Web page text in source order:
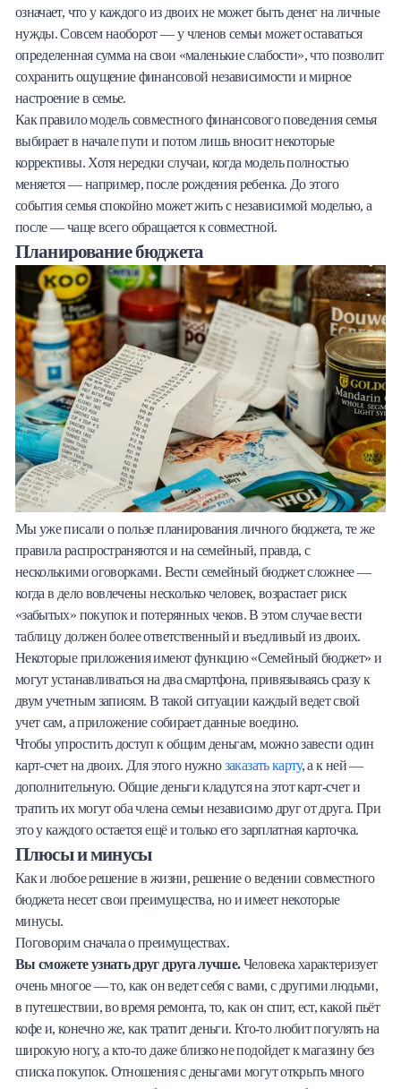
означает, что у каждого из двоих не может быть денег на личные
нужды. Совсем наоборот — у членов семьи может оставаться
определенная сумма на свои «маленькие слабости», что позволит
сохранить ощущение финансовой независимости и мирное
настроение в семье.
Как правило модель совместного финансового поведения семья
выбирает в начале пути и потом лишь вносит некоторые
коррективы. Хотя нередки случаи, когда модель полностью
меняется — например, после рождения ребенка. До этого
события семья спокойно может жить с независимой моделью, а
после — чаще всего обращается к совместной.
Планирование бюджета
Мы уже писали о пользе планирования личного бюджета, те же
правила распространяются и на семейный, правда, с
несколькими оговорками. Вести семейный бюджет сложнее —
когда в дело вовлечены несколько человек, возрастает риск
«забытых» покупок и потерянных чеков. В этом случае вести
таблицу должен более ответственный и въедливый из двоих.
Некоторые приложения имеют функцию «Семейный бюджет» и
могут устанавливаться на два смартфона, привязываясь сразу к
двум учетным записям. В такой ситуации каждый ведет свой
учет сам, а приложение собирает данные воедино.
Чтобы упростить доступ к общим деньгам, можно завести один
карт-счет на двоих. Для этого нужнозаказать карту, а к ней —
дополнительную. Общие деньги кладутся на этот карт-счет и
тратить их могут оба члена семьи независимо друг от друга. При
это у каждого остается ещё и только его зарплатная карточка.
Плюсы и минусы
Как и любое решение в жизни, решение о ведении совместного
бюджета несет свои преимущества, но и имеет некоторые
минусы.
Поговорим сначала о преимуществах.
Вы сможете узнать друг друга лучше.Человека характеризует
очень многое — то, как он ведет себя с вами, с другими людьми,
в путешествии, во время ремонта, то, как он спит, ест, какой пьёт
кофе и, конечно же, как тратит деньги. Кто-то любит погулять на
широкую ногу, а кто-то даже близко не подойдет к магазину без
списка покупок. Отношения с деньгами могут открыть много